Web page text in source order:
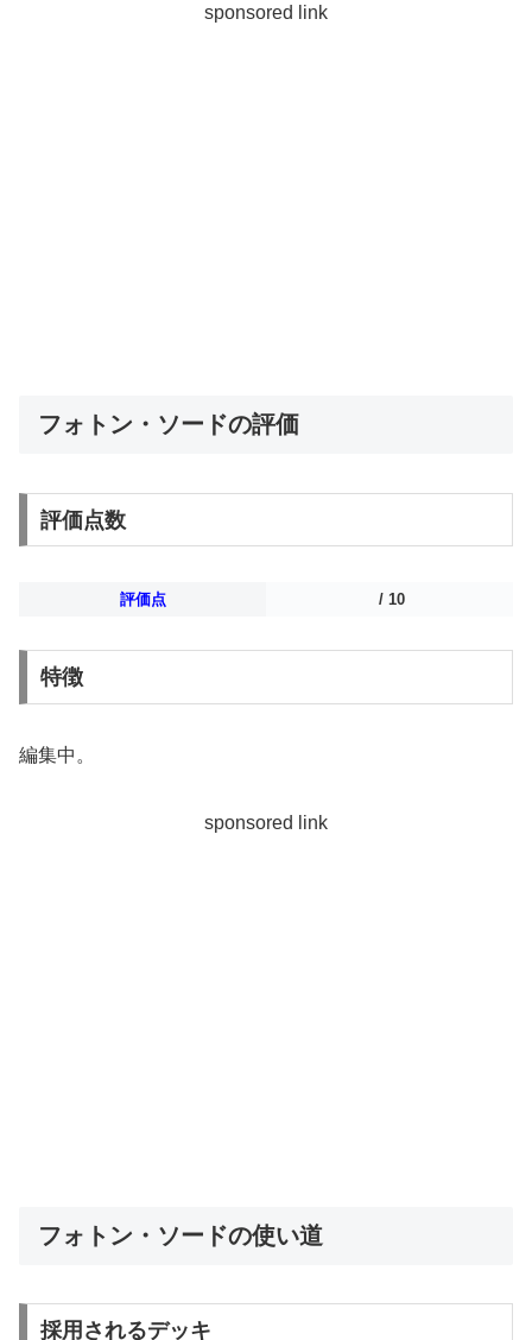
sponsored link
フォトン・ソードの評価
評価点数
評価点 / 10
特徴
編集中。
sponsored link
フォトン・ソードの使い道
採用されるデッキ